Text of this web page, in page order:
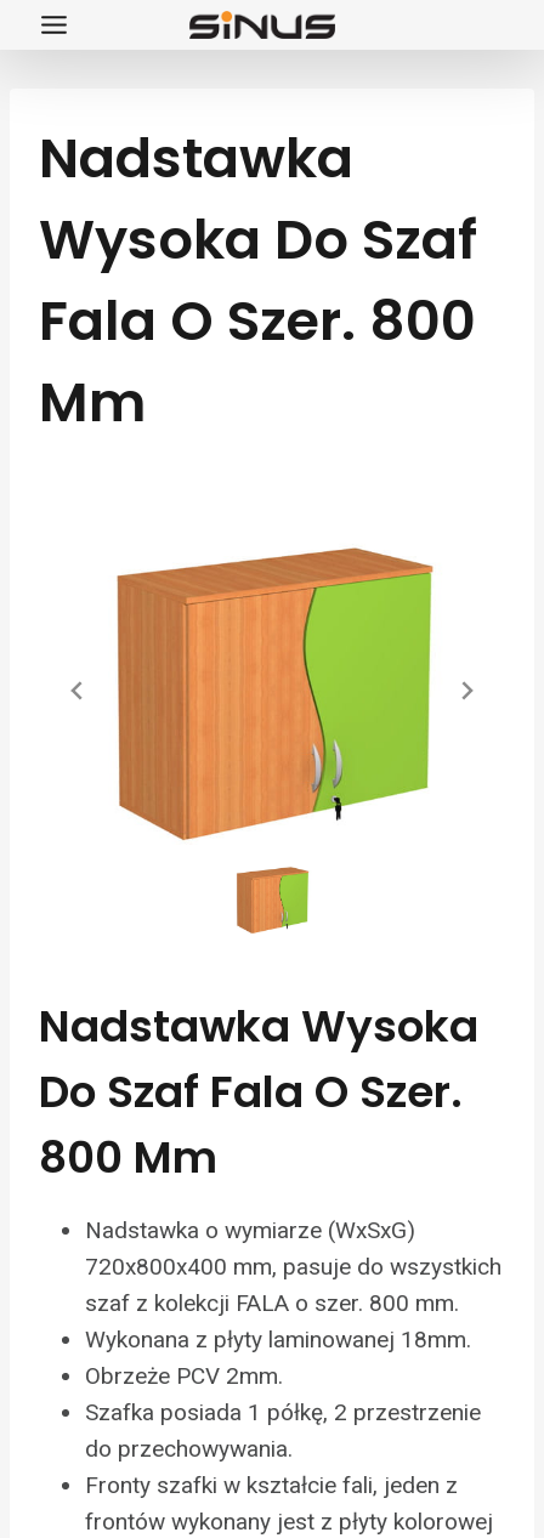
Przejdź
Nadstawka
Wysoka Do Szaf
Fala O Szer. 800
Mm
Nadstawka Wysoka
Do Szaf Fala O Szer.
800 Mm
Nadstawka o wymiarze (WxSxG)
720x800x400 mm, pasuje do wszystkich
szaf z kolekcji FALA o szer. 800 mm.
Wykonana z płyty laminowanej 18mm.
Obrzeże PCV 2mm.
Szafka posiada 1 półkę, 2 przestrzenie
do przechowywania.
Fronty szafki w kształcie fali, jeden z
frontów wykonany jest z płyty kolorowej